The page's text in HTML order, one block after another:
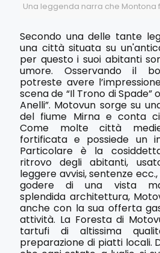
Una leggenda narra che Montona
Secondo una delle tante
una città situata su
per questo i suoi abitanti
umore. Osservando il
potreste avere
scena de “Il Trono di Spade”
Anelli”. Motovun sorge su
del fiume Mirna e conta
Come molte città
fortificata e possiede un
Particolare è la
ritrovo degli abitanti,
leggere avvisi, sentenze
godere di una vista
splendida architettura,
anche con la sua offerta
attività. La Foresta di
tartufi di altissima
preparazione di piatti locali.